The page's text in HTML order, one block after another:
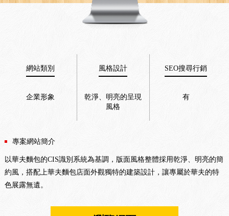
網站類別
企業形象
風格設計
乾淨、明亮的呈現
風格
SEO搜尋行銷
有
專案網站簡介
以華夫麵包的CIS識別系統為基調，版面風格整體採用乾淨、明亮的簡
約風，搭配上華夫麵包店面外觀獨特的建築設計，讓專屬於華夫的特
色展露無遺。